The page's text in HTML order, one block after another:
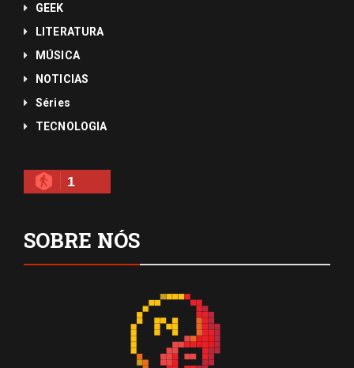
GEEK
LITERATURA
MÚSICA
NOTICIAS
Séries
TECNOLOGIA
1
SOBRE NÓS